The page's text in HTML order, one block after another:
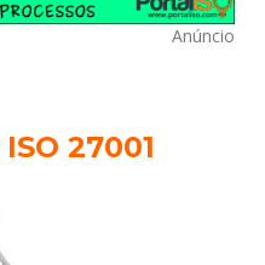
Anúncio
ISO 27001